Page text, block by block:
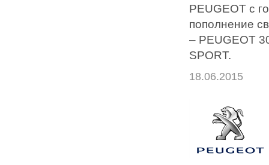
PEUGEOT с
пополнение
– PEUGEOT
SPORT.
18.06.2015